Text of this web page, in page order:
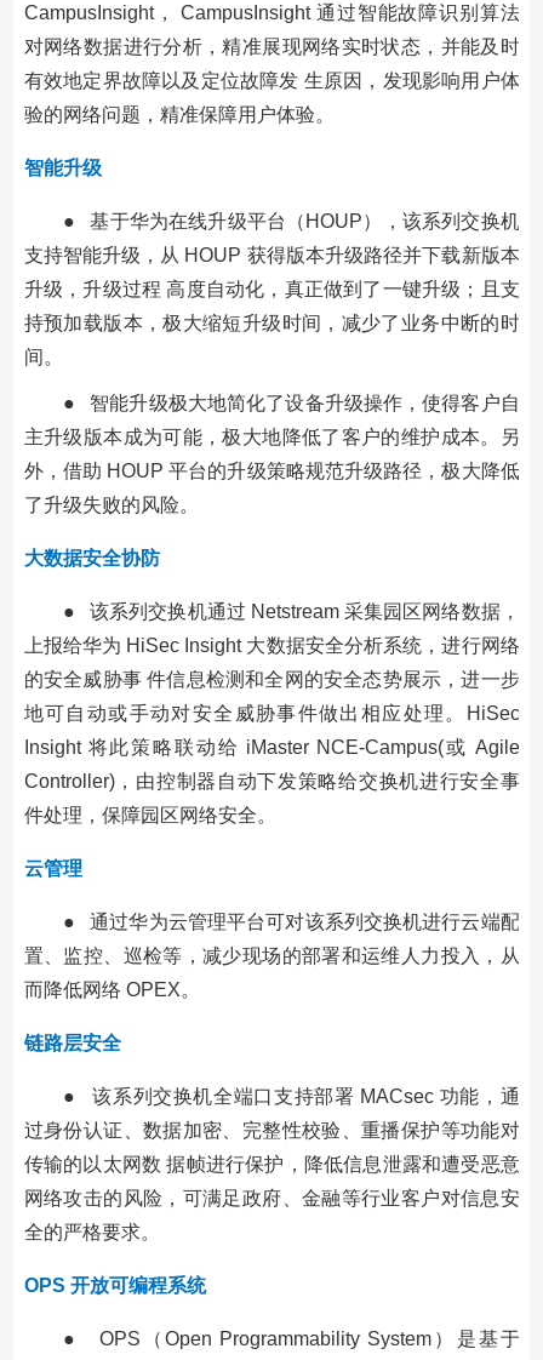
CampusInsight， CampusInsight 通过智能故障识别算法
对网络数据进行分析，精准展现网络实时状态，并能及时
有效地定界故障以及定位故障发 生原因，发现影响用户体
验的网络问题，精准保障用户体验。
智能升级
● 基于华为在线升级平台（HOUP），该系列交换机
支持智能升级，从 HOUP 获得版本升级路径并下载新版本
升级，升级过程 高度自动化，真正做到了一键升级；且支
持预加载版本，极大缩短升级时间，减少了业务中断的时
间。
● 智能升级极大地简化了设备升级操作，使得客户自
主升级版本成为可能，极大地降低了客户的维护成本。另
外，借助 HOUP 平台的升级策略规范升级路径，极大降低
了升级失败的风险。
大数据安全协防
● 该系列交换机通过 Netstream 采集园区网络数据，
上报给华为 HiSec Insight 大数据安全分析系统，进行网络
的安全威胁事 件信息检测和全网的安全态势展示，进一步
地可自动或手动对安全威胁事件做出相应处理。HiSec
Insight 将此策略联动给 iMaster NCE-Campus(或 Agile
Controller)，由控制器自动下发策略给交换机进行安全事
件处理，保障园区网络安全。
云管理
● 通过华为云管理平台可对该系列交换机进行云端配
置、监控、巡检等，减少现场的部署和运维人力投入，从
而降低网络 OPEX。
链路层安全
● 该系列交换机全端口支持部署 MACsec 功能，通
过身份认证、数据加密、完整性校验、重播保护等功能对
传输的以太网数 据帧进行保护，降低信息泄露和遭受恶意
网络攻击的风险，可满足政府、金融等行业客户对信息安
全的严格要求。
OPS 开放可编程系统
● OPS（Open Programmability System）是基于